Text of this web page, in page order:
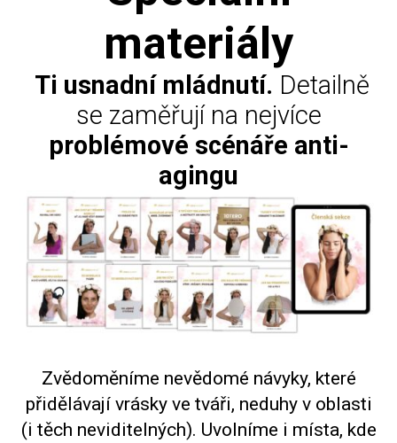
materiály
Ti usnadní mládnutí. Detailně
se zaměřují na nejvíce
problémové scénáře anti-
agingu
Zvědoměníme nevědomé návyky, které
přidělávají vrásky ve tváři, neduhy v oblasti
(i těch neviditelných). Uvolníme i místa, kde